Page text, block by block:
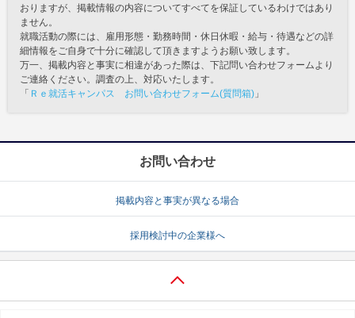
おりますが、掲載情報の内容についてすべてを保証しているわけではあり
ません。
就職活動の際には、雇用形態・勤務時間・休日休暇・給与・待遇などの詳
細情報をご自身で十分に確認して頂きますようお願い致します。
万一、掲載内容と事実に相違があった際は、下記問い合わせフォームより
ご連絡ください。調査の上、対応いたします。
「 Ｒｅ就活キャンパス お問い合わせフォーム(質問箱) 」
お問い合わせ
掲載内容と事実が異なる場合
採用検討中の企業様へ